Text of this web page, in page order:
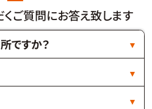
ご質問にお答え致します
ですか？